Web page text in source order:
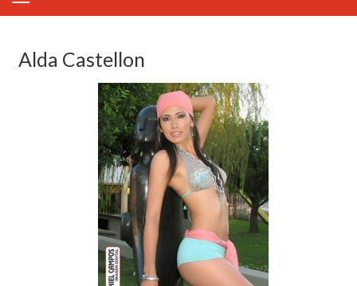
Alda Castellon